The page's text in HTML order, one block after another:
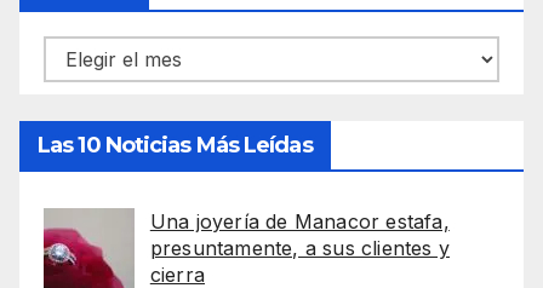
Archivos
Las 10 Noticias Más Leídas
Una joyería de Manacor estafa,
presuntamente, a sus clientes y
cierra